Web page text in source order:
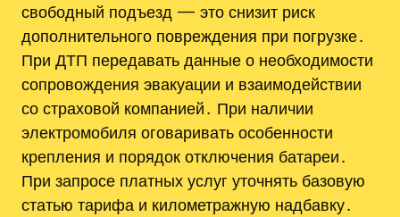
свободный подъезд — это снизит риск
дополнительного повреждения при погрузке․
При ДТП передавать данные о необходимости
сопровождения эвакуации и взаимодействии
со страховой компанией․ При наличии
электромобиля оговаривать особенности
крепления и порядок отключения батареи․
При запросе платных услуг уточнять базовую
статью тарифа и километражную надбавку․